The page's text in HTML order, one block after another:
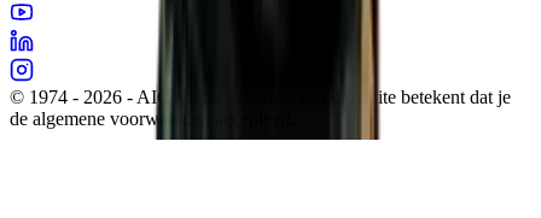
© 1974 - 2026 - AIC Visser. Gebruik van deze site betekent dat je
de algemene voorwaarden accepteert.